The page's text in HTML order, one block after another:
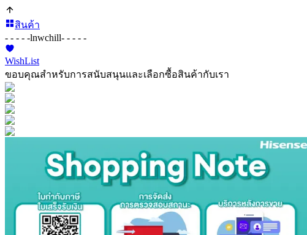
สินค้า
- - - - -lnwchill- - - - -
WishList
ขอบคุณสำหรับการสนับสนุนและเลือกซื้อสินค้ากับเรา